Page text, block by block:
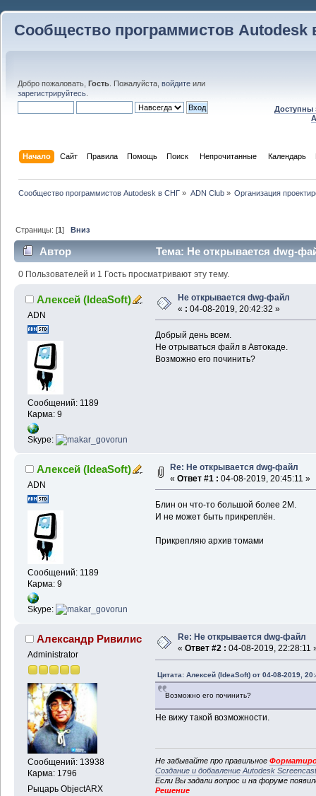
Сообщество программистов Autodesk
Добро пожаловать, Гость . Пожалуйста, войдите или
зарегистрируйтесь
Доступны
Начало Сайт Правила Помощь Поиск Непрочитанные Календарь
Сообщество программистов Autodesk в СНГ » ADN Club» Организация
Страницы: [1]Вниз
Автор Тема: Не открывается dwg-
0 Пользователей и 1 Гость просматривают эту тему.
Алексей (IdeaSoft)
ADN
Сообщений: 1189
Карма: 9
Skype:
Не открывается dwg-файл
« : 04-08-2019, 20:42:32 »
Добрый день всем.
Не отрываться файл в Автокаде.
Возможно его починить?
Алексей (IdeaSoft)
ADN
Сообщений: 1189
Карма: 9
Skype:
Re: Не открывается dwg-файл
« Ответ #1 : 04-08-2019, 20:45:11 »
Блин он что-то большой более 2М.
И не может быть прикреплён.
Прикрепляю архив томами
Александр Ривилис
Administrator
Сообщений: 13938
Карма: 1796
Рыцарь ObjectARX
Re: Не открывается dwg-файл
« Ответ #2 : 04-08-2019, 22:28:11
Цитата: Алексей (IdeaSoft) от 04-08-2019,
Возможно его починить?
Не вижу такой возможности.
Не забывайте про правильное
Создание и добавление Autodesk
Если Вы задали вопрос и на форуме
Решение